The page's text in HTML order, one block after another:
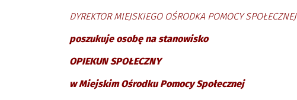
DYREKTOR MIEJSKIEGO OŚRODKA POMOCY SPOŁECZNEJ
poszukuje osobę na stanowisko
OPIEKUN SPOŁECZNY
w Miejskim Ośrodku Pomocy Społecznej